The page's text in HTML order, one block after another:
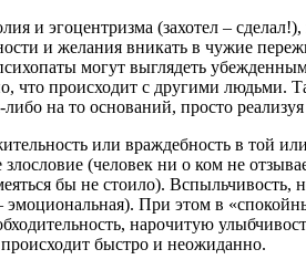
и эгоцентризма (захотел –
и желания вникать в чужие
могут выглядеть
что происходит с другими людьми.
на то оснований, просто
или враждебность в той
злословие (человек ни о ком не
бы не стоило). Вспыльчивость,
При этом в
нарочитую
быстро и неожиданно.